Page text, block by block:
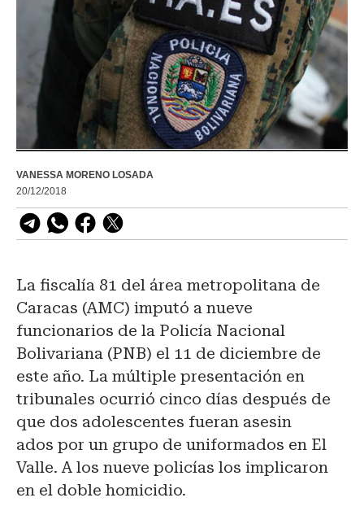
VANESSA MORENO LOSADA
20/12/2018
La fiscalía 81 del área metropolitana de
Caracas (AMC) imputó a nueve
funcionarios de la Policía Nacional
Bolivariana (PNB) el 11 de diciembre de
este año. La múltiple presentación en
tribunales ocurrió cinco días después de
que dos adolescentes fueran asesin
ados por un grupo de uniformados en El
Valle. A los nueve policías los implicaron
en el doble homicidio.